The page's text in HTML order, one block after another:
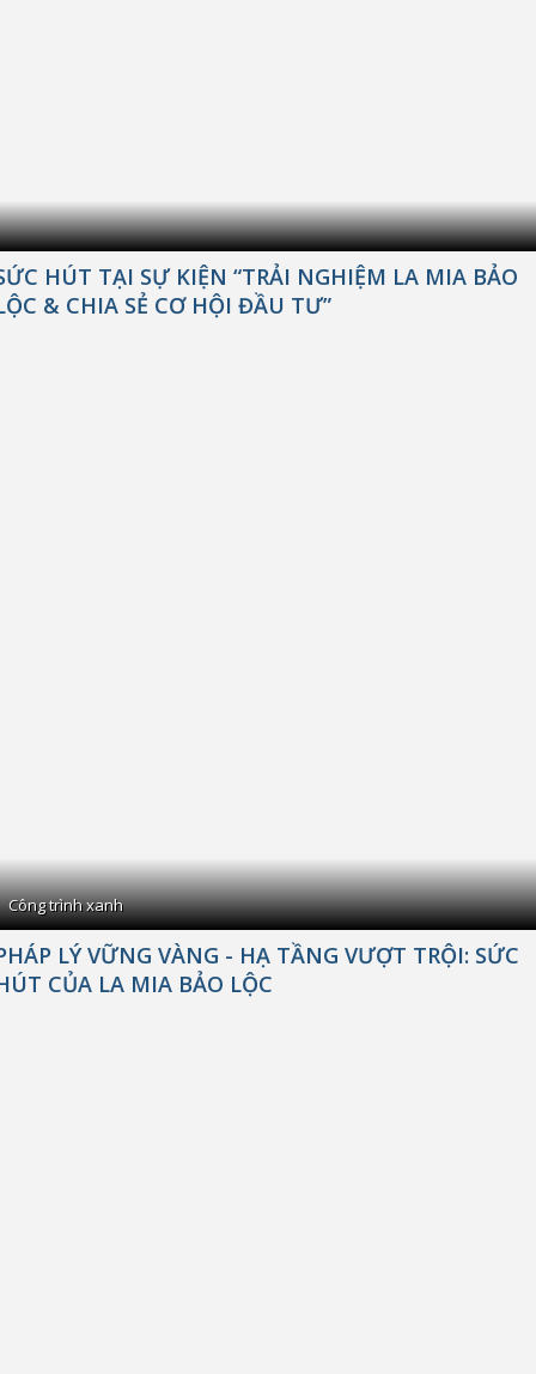
HÚT TẠI SỰ KIỆN “TRẢI NGHIỆM LA MIA BẢO
& CHIA SẺ CƠ HỘI ĐẦU TƯ”
Công trình xanh
LÝ VỮNG VÀNG - HẠ TẦNG VƯỢT TRỘI: SỨC
CỦA LA MIA BẢO LỘC